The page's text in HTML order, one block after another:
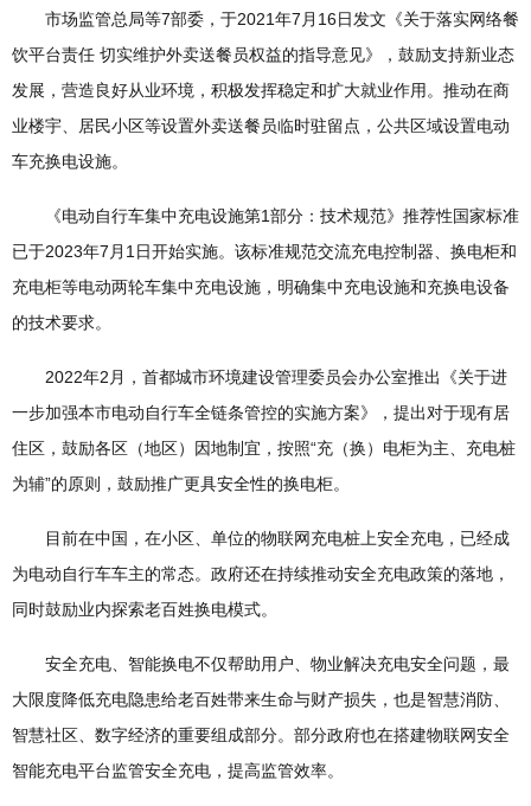
市场监管总局等7部委，于2021年7月16日发文《关于落实网络餐
饮平台责任 切实维护外卖送餐员权益的指导意见》，鼓励支持新业态
发展，营造良好从业环境，积极发挥稳定和扩大就业作用。推动在商
业楼宇、居民小区等设置外卖送餐员临时驻留点，公共区域设置电动
车充换电设施。
《电动自行车集中充电设施第1部分：技术规范》推荐性国家标准
已于2023年7月1日开始实施。该标准规范交流充电控制器、换电柜和
充电柜等电动两轮车集中充电设施，明确集中充电设施和充换电设备
的技术要求。
2022年2月，首都城市环境建设管理委员会办公室推出《关于进
一步加强本市电动自行车全链条管控的实施方案》，提出对于现有居
住区，鼓励各区（地区）因地制宜，按照“充（换）电柜为主、充电桩
为辅”的原则，鼓励推广更具安全性的换电柜。
目前在中国，在小区、单位的物联网充电桩上安全充电，已经成
为电动自行车车主的常态。政府还在持续推动安全充电政策的落地，
同时鼓励业内探索老百姓换电模式。
安全充电、智能换电不仅帮助用户、物业解决充电安全问题，最
大限度降低充电隐患给老百姓带来生命与财产损失，也是智慧消防、
智慧社区、数字经济的重要组成部分。部分政府也在搭建物联网安全
智能充电平台监管安全充电，提高监管效率。